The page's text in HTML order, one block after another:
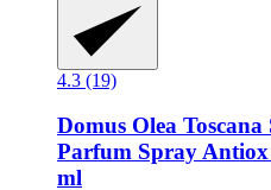
4.3 (19)
Domus Olea Toscana
Parfum Spray
ml